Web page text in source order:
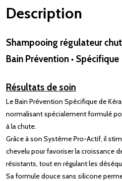
Description
Shampooing régulateur
Bain Prévention • Spécifique
Résultats de soin
Le Bain Prévention Spécifique de
normalisant spécialement formulé
à la chute.
Grâce à son Système Pro-Actif, il
chevelu pour favoriser la croissance
résistants, tout en régulant les
Sa formule douce sans silicone